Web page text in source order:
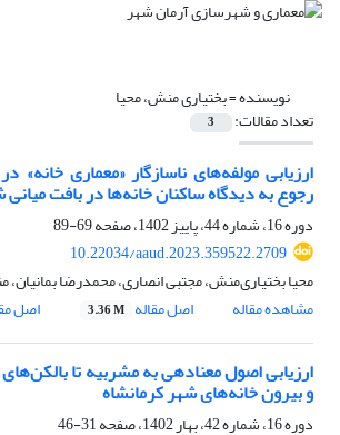
نویسنده =بختیاری منش، محیا
تعداد مقالات: 3
ارزیابی مولفه‌های ناسازگار «معماری خانه»
رجوع به دیدگاه ساکنان خانه‌‌ها در بافت
دوره 16، شماره 44، پاییز 1402، صفحه
69-89
10.22034/aaud.2023.359522.2709
محیا بختیاری‌منش، مجتبی انصاری، محمدرضا بمانیان،
مشاهده مقاله
اصل مقاله 3.36 M اصل
ارزیابی اصول معنادهی به مشربیه تا
و بیرون خانه‌های شهر کرمانشاه
دوره 16، شماره 42، بهار 1402، صفحه
31-46